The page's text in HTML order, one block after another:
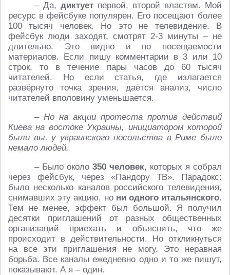
– Да, диктует первой, второй властям. Мой
ресурс в фейсбуке популярен. Его посещают более
100 тысяч человек. Но это не телевидение. В
фейсбук люди заходят, смотрят 2-3 минуты – не
длительно. Это видно и по посещаемости
материалов. Если пишу комментарии в 3 или 10
строк, то в течение пары часов до 60 тысяч
читателей. Но если статья, где излагается
развёрнуто точка зрения, даётся анализ, число
читателей вполовину уменьшается.
– Но на акции протеста против действий
Киева на востоке Украины, инициатором которой
были вы, у украинского посольства в Риме было
немало людей.
– Было около 350 человек, которых я собрал
через фейсбук, через «Пандору ТВ». Парадокс:
было несколько каналов российского телевидения,
снимавших эту акцию, но ни одного итальянского.
Тем не менее, эффект был большой. Я получил
десятки приглашений от разных общественных
организаций приехать и объяснить, что же
происходит в действительности. Но откликнуться
на все эти приглашения не могу. Это неравная
борьба. Все каналы ежедневно одно и то же пишут,
показывают. А я – один.